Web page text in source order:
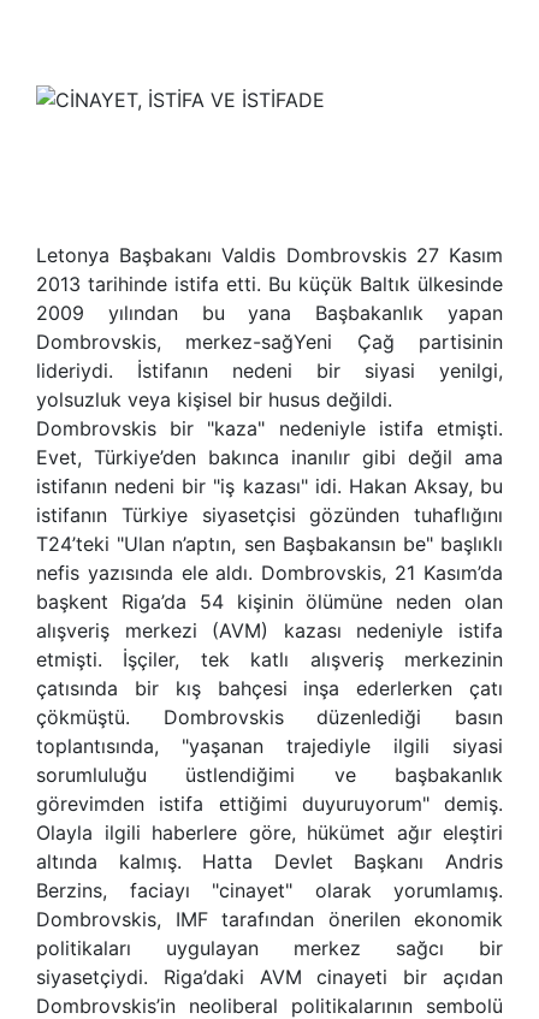
Letonya Başbakanı Valdis Dombrovskis 27 Kasım
2013 tarihinde istifa etti. Bu küçük Baltık ülkesinde
2009 yılından bu yana Başbakanlık yapan
Dombrovskis, merkez-sağYeni Çağ partisinin
lideriydi. İstifanın nedeni bir siyasi yenilgi,
yolsuzluk veya kişisel bir husus değildi.
Dombrovskis bir "kaza" nedeniyle istifa etmişti.
Evet, Türkiye’den bakınca inanılır gibi değil ama
istifanın nedeni bir "iş kazası" idi. Hakan Aksay, bu
istifanın Türkiye siyasetçisi gözünden tuhaflığını
T24’teki "Ulan n’aptın, sen Başbakansın be" başlıklı
nefis yazısında ele aldı. Dombrovskis, 21 Kasım’da
başkent Riga’da 54 kişinin ölümüne neden olan
alışveriş merkezi (AVM) kazası nedeniyle istifa
etmişti. İşçiler, tek katlı alışveriş merkezinin
çatısında bir kış bahçesi inşa ederlerken çatı
çökmüştü. Dombrovskis düzenlediği basın
toplantısında, "yaşanan trajediyle ilgili siyasi
sorumluluğu üstlendiğimi ve başbakanlık
görevimden istifa ettiğimi duyuruyorum" demiş.
Olayla ilgili haberlere göre, hükümet ağır eleştiri
altında kalmış. Hatta Devlet Başkanı Andris
Berzins, faciayı "cinayet" olarak yorumlamış.
Dombrovskis, IMF tarafından önerilen ekonomik
politikaları uygulayan merkez sağcı bir
siyasetçiydi. Riga’daki AVM cinayeti bir açıdan
Dombrovskis’in neoliberal politikalarının sembolü